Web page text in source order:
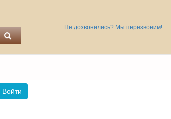
Не дозвонились? Мы перезвоним!
Войти